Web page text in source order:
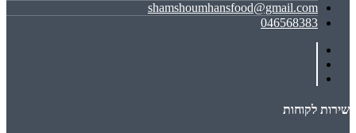
shamshoumhansfood@gmail.com
046568383
שירות לקוחות